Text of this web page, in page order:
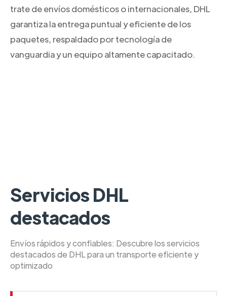
trate de envíos domésticos o internacionales, DHL
garantiza la entrega puntual y eficiente de los
paquetes, respaldado por tecnología de
vanguardia y un equipo altamente capacitado.
Servicios DHL
destacados
Envíos rápidos y confiables: Descubre los servicios
destacados de DHL para un transporte eficiente y
optimizado